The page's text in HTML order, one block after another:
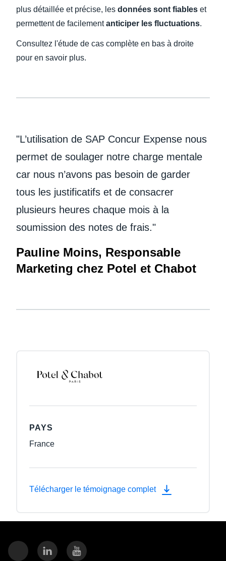
plus détaillée et précise, les données sont fiables et
permettent de facilementanticiper les fluctuations.
Consultez l'étude de cas complète en bas à droite
pour en savoir plus.
"L’utilisation de SAP Concur Expense nous
permet de soulager notre charge mentale
car nous n’avons pas besoin de garder
tous les justificatifs et de consacrer
plusieurs heures chaque mois à la
soumission des notes de frais."
Pauline Moins, Responsable
Marketing chez Potel et Chabot
PAYS
France
Télécharger le témoignage complet